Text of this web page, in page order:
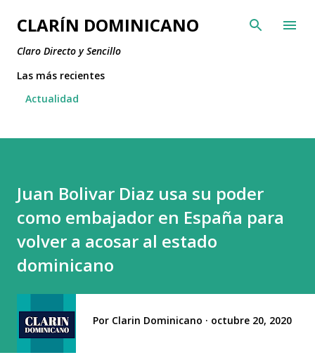
Ir al contenido principal
CLARÍN DOMINICANO
Claro Directo y Sencillo
Las más recientes
Actualidad
Juan Bolivar Diaz usa su poder
como embajador en España para
volver a acosar al estado
dominicano
Por Clarin Dominicano octubre 20, 2020